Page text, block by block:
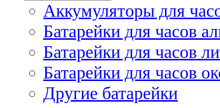
Аккумуляторы для
Батарейки для часов
Батарейки для часов
Батарейки для часов
Другие батарейки